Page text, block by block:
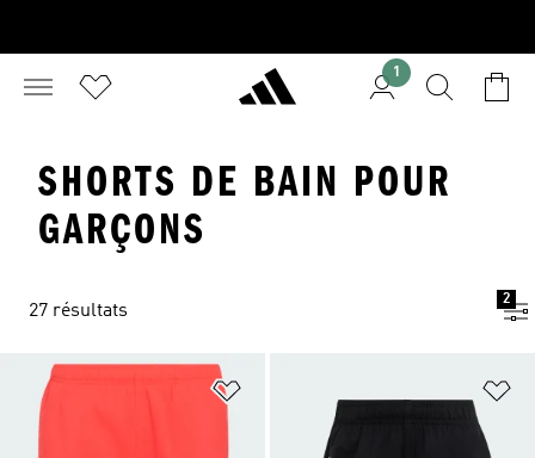
1
SHORTS DE BAIN POUR
GARÇONS
27 résultats
2
Ajouter à la Liste de produits